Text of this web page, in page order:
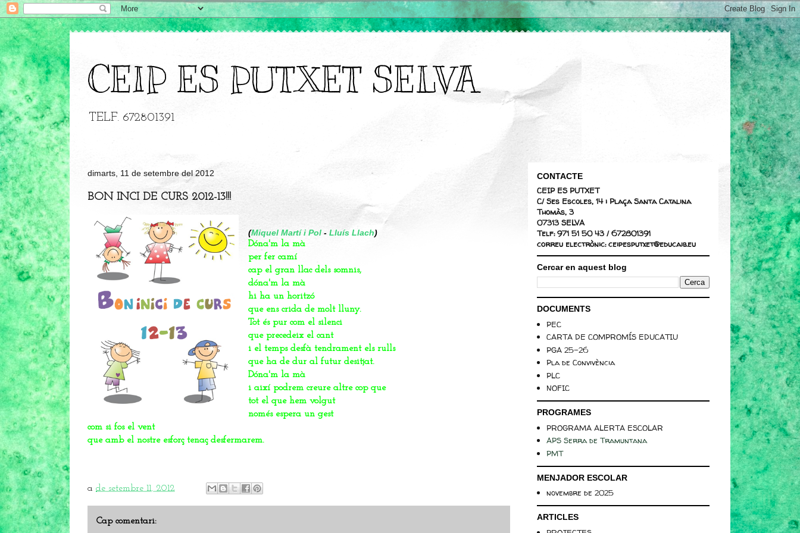
CEIP ES PUTXET SELVA
TELF. 672801391
dimarts, 11 de setembre del 2012
BON INCI DE CURS 2012-13!!!
(Miquel Martí i Pol - Lluís Llach)
Dóna'm la mà
per fer camí
cap el gran llac dels somnis,
dóna'm la mà
hi ha un horitzó
que ens crida de molt lluny.
Tot és pur com el silenci
que precedeix el cant
i el temps desfà tendrament els rulls
que ha de dur al futur desitjat.
Dóna'm la mà
i així podrem creure altre cop que
tot el que hem volgut
només espera un gest
com si fos el vent
que amb el nostre esforç tenaç desfermarem.
a de setembre 11, 2012
Cap comentari:
CONTACTE
CEIP ES PUTXET
C/ Ses Escoles, 14 i Plaça Santa Catalina
Thomàs, 3
07313 SELVA
Telf: 971 51 50 43 / 672801391
correu electrònic: ceipesputxet@educaib.eu
Cercar en aquest blog
DOCUMENTS
PEC
CARTA DE COMPROMÍS EDUCATIU
PGA 25-26
Pla de Convivència
PLC
NOFIC
PROGRAMES
PROGRAMA ALERTA ESCOLAR
APS Serra de Tramuntana
PMT
MENJADOR ESCOLAR
novembre de 2025
ARTICLES